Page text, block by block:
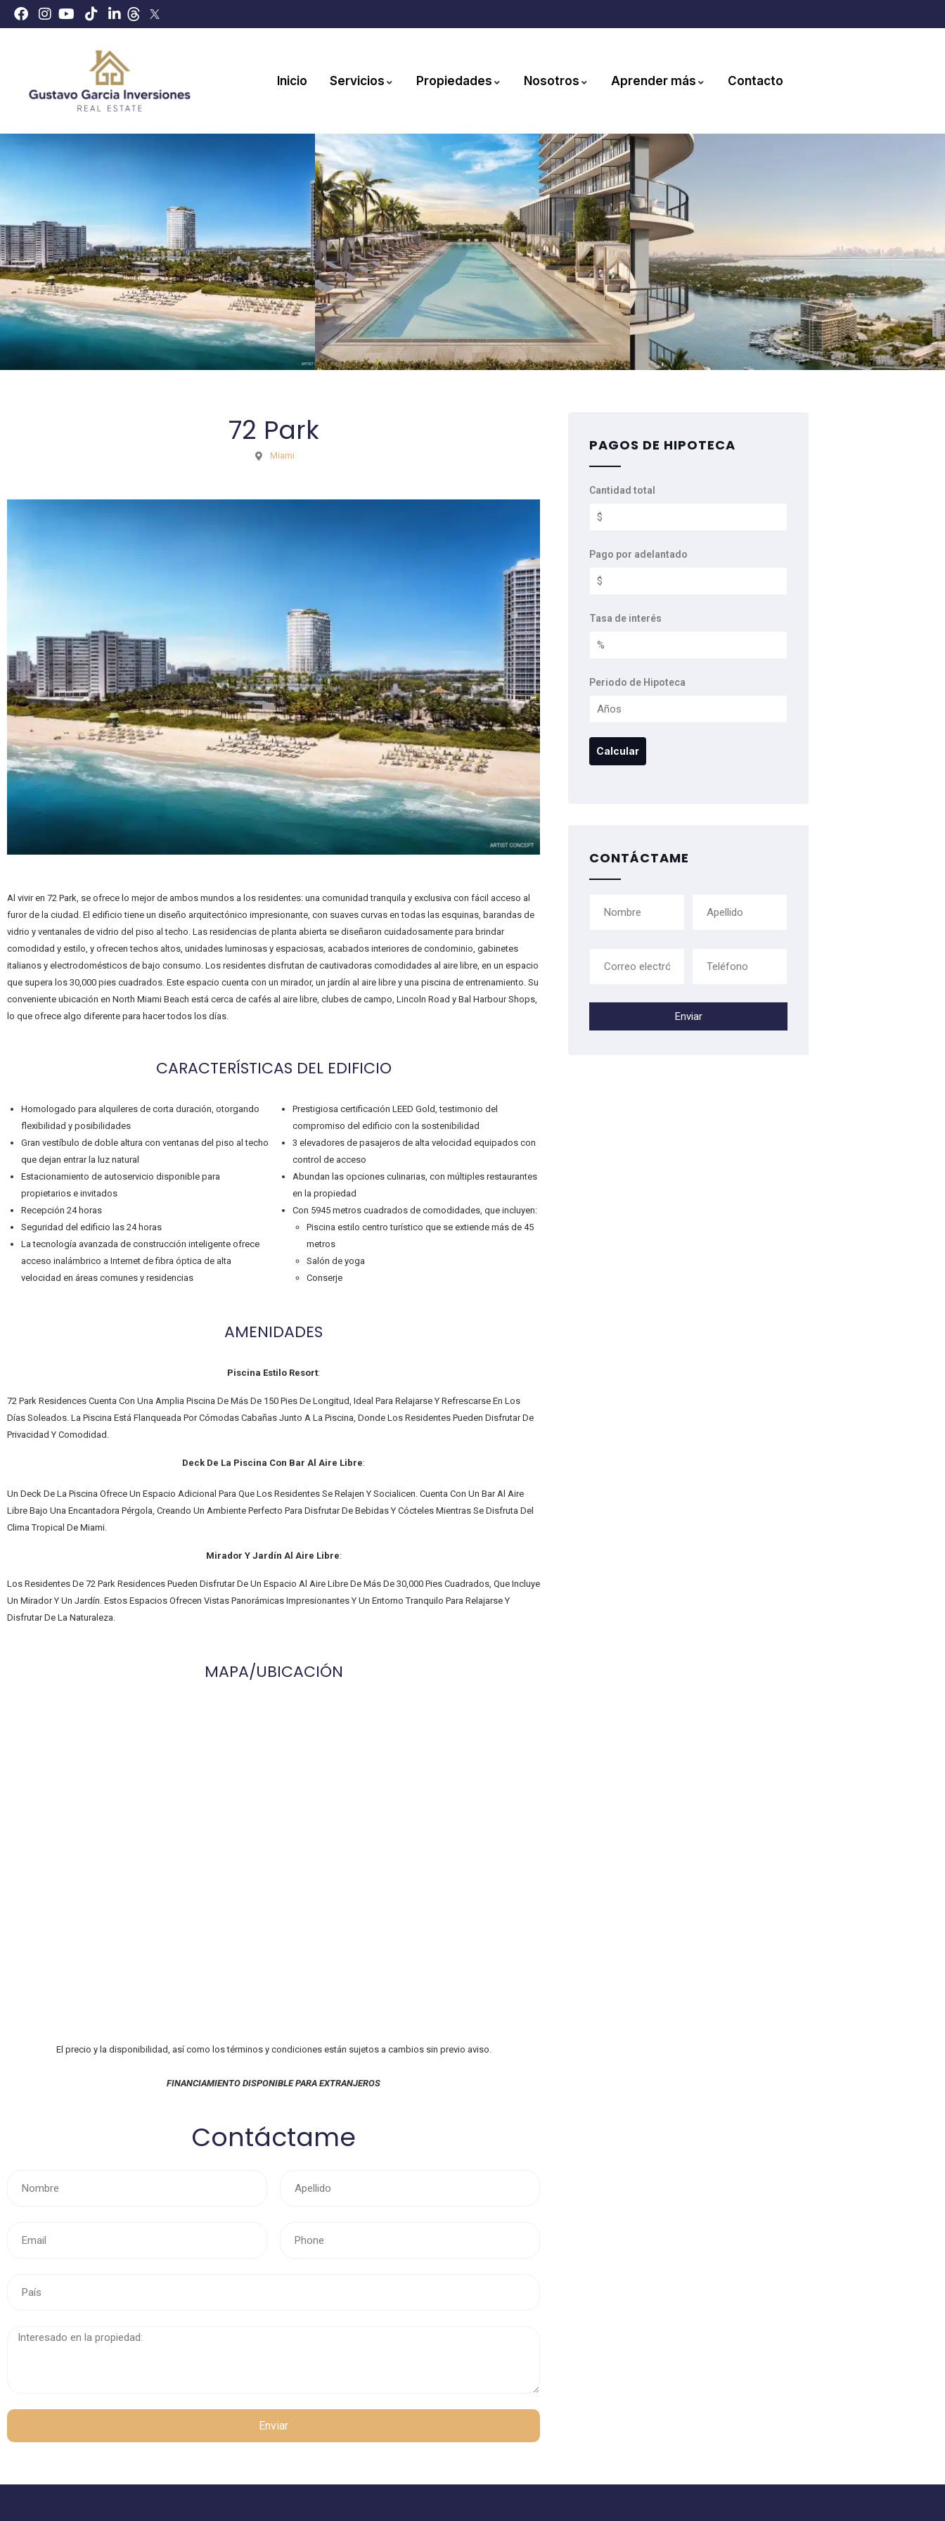
Inicio Servicios Propiedades Nosotros Aprender más Contacto
72 Park
Miami
Al vivir en 72 Park, se ofrece lo mejor de ambos mundos a los residentes: una comunidad tranquila y exclusiva con fácil acceso al
furor de la ciudad. El edificio tiene un diseño arquitectónico impresionante, con suaves curvas en todas las esquinas, barandas de
vidrio y ventanales de vidrio del piso al techo. Las residencias de planta abierta se diseñaron cuidadosamente para brindar
comodidad y estilo, y ofrecen techos altos, unidades luminosas y espaciosas, acabados interiores de condominio, gabinetes
italianos y electrodomésticos de bajo consumo. Los residentes disfrutan de cautivadoras comodidades al aire libre, en un espacio
que supera los 30,000 pies cuadrados. Este espacio cuenta con un mirador, un jardín al aire libre y una piscina de entrenamiento. Su
conveniente ubicación en North Miami Beach está cerca de cafés al aire libre, clubes de campo, Lincoln Road y Bal Harbour Shops,
lo que ofrece algo diferente para hacer todos los días.
CARACTERÍSTICAS DEL EDIFICIO
Homologado para alquileres de corta duración, otorgando
flexibilidad y posibilidades
Gran vestíbulo de doble altura con ventanas del piso al techo
que dejan entrar la luz natural
Estacionamiento de autoservicio disponible para
propietarios e invitados
Recepción 24 horas
Seguridad del edificio las 24 horas
La tecnología avanzada de construcción inteligente ofrece
acceso inalámbrico a Internet de fibra óptica de alta
velocidad en áreas comunes y residencias
Prestigiosa certificación LEED Gold, testimonio del
compromiso del edificio con la sostenibilidad
3 elevadores de pasajeros de alta velocidad equipados con
control de acceso
Abundan las opciones culinarias, con múltiples restaurantes
en la propiedad
Con 5945 metros cuadrados de comodidades, que incluyen:
Piscina estilo centro turístico que se extiende más de 45
metros
Salón de yoga
Conserje
AMENIDADES
Piscina Estilo Resort:
72 Park Residences Cuenta Con Una Amplia Piscina De Más De 150 Pies De Longitud, Ideal Para Relajarse Y Refrescarse En Los
Días Soleados. La Piscina Está Flanqueada Por Cómodas Cabañas Junto A La Piscina, Donde Los Residentes Pueden Disfrutar De
Privacidad Y Comodidad.
Deck De La Piscina Con Bar Al Aire Libre:
Un Deck De La Piscina Ofrece Un Espacio Adicional Para Que Los Residentes Se Relajen Y Socialicen. Cuenta Con Un Bar Al Aire
Libre Bajo Una Encantadora Pérgola, Creando Un Ambiente Perfecto Para Disfrutar De Bebidas Y Cócteles Mientras Se Disfruta Del
Clima Tropical De Miami.
Mirador Y Jardín Al Aire Libre:
Los Residentes De 72 Park Residences Pueden Disfrutar De Un Espacio Al Aire Libre De Más De 30,000 Pies Cuadrados, Que Incluye
Un Mirador Y Un Jardín. Estos Espacios Ofrecen Vistas Panorámicas Impresionantes Y Un Entorno Tranquilo Para Relajarse Y
Disfrutar De La Naturaleza.
MAPA/UBICACIÓN
El precio y la disponibilidad, así como los términos y condiciones están sujetos a cambios sin previo aviso.
FINANCIAMIENTO DISPONIBLE PARA EXTRANJEROS
Contáctame
Enviar
PAGOS DE HIPOTECA
Cantidad total
Pago por adelantado
Tasa de interés
Periodo de Hipoteca
CONTÁCTAME
Enviar